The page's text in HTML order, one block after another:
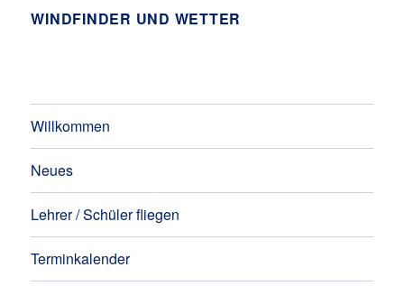
WINDFINDER UND WETTER
Willkommen
Neues
Lehrer / Schüler fliegen
Terminkalender